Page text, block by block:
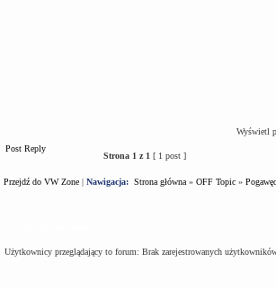
Wyświetl
Post Reply
Strona 1 z 1 [ 1 post ]
Przejdź do VW Zone | Nawigacja: Strona główna » OFF Topic »
Użytkownicy przeglądający to forum: Brak zarejestrowanych